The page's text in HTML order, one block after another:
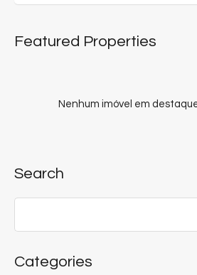
Featured Properties
Nenhum imóvel em
Search
Categories